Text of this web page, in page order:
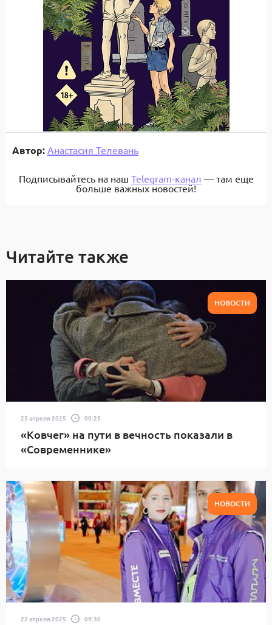
Автор: Анастасия Телевань
Подписывайтесь на наш Telegram-канал — там еще
больше важных новостей!
Читайте также
НОВОСТИ
25 апреля 2025 00:25
«Ковчег» на пути в вечность показали в
«Современнике»
НОВОСТИ
22 апреля 2025 09:30